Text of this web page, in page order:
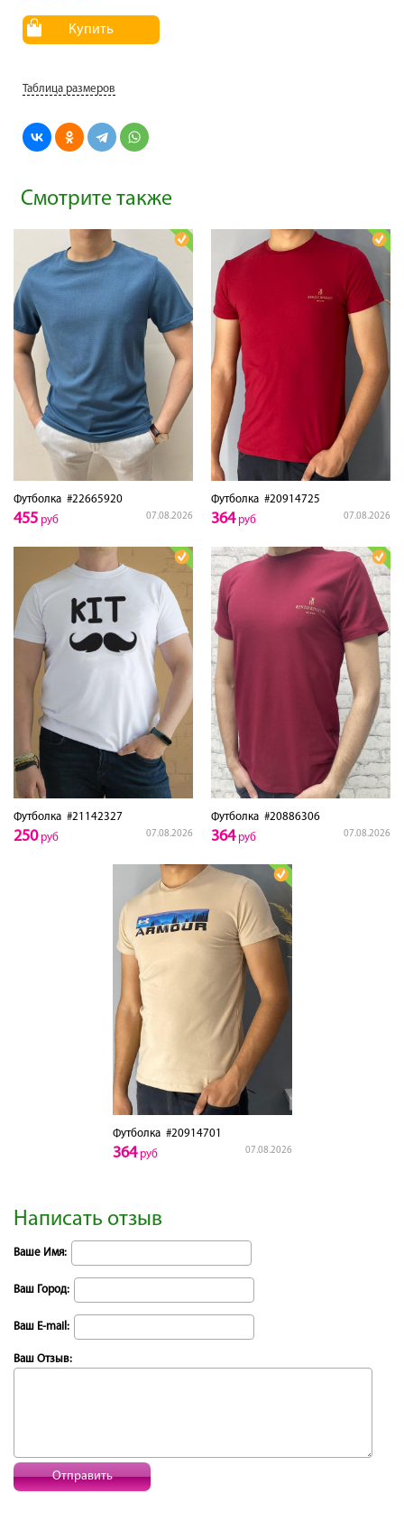
Купить
Таблица размеров
Смотрите также
Футболка #22665920
07.08.2026
455 руб
Футболка #20914725
07.08.2026
364руб
Футболка #21142327
07.08.2026
250руб
Футболка #20886306
07.08.2026
364руб
Футболка#20914701
07.08.2026
364руб
Написать отзыв
Ваше Имя:
Ваш Город:
Ваш E-mail:
Ваш Отзыв:
Отправить